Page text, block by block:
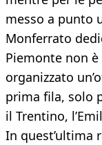
messo a punto
Monferrato
Piemonte non è
organizzato
prima fila, solo
il Trentino,
In quest’ultima